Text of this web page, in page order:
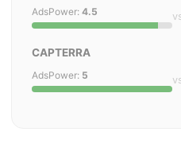
AdsPower: 4.5
CAPTERRA
AdsPower: 5